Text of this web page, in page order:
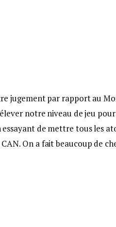
jugement par rapport au
notre niveau de jeu
de mettre tous les
On a fait beaucoup de